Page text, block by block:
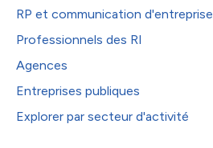
RP et communication d'entreprise
Professionnels des RI
Agences
Entreprises publiques
Explorer par secteur d'activité